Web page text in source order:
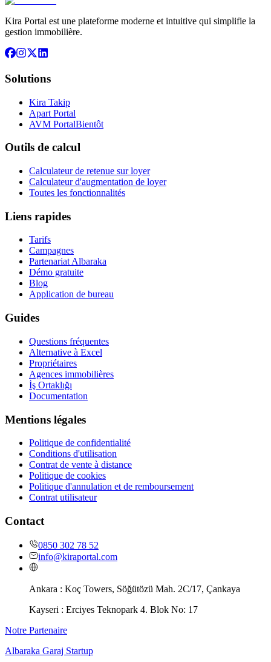
Kira Portal est une plateforme moderne et intuitive qui simplifie la
gestion immobilière.
Solutions
Kira Takip
Apart Portal
AVM PortalBientôt
Outils de calcul
Calculateur de retenue sur loyer
Calculateur d'augmentation de loyer
Toutes les fonctionnalités
Liens rapides
Tarifs
Campagnes
Partenariat Albaraka
Démo gratuite
Blog
Application de bureau
Guides
Questions fréquentes
Alternative à Excel
Propriétaires
Agences immobilières
İş Ortaklığı
Documentation
Mentions légales
Politique de confidentialité
Conditions d'utilisation
Contrat de vente à distance
Politique de cookies
Politique d'annulation et de remboursement
Contrat utilisateur
Contact
0850 302 78 52
info@kiraportal.com
Ankara : Koç Towers, Söğütözü Mah. 2C/17, Çankaya
Kayseri : Erciyes Teknopark 4. Blok No: 17
Notre Partenaire
Albaraka Garaj Startup